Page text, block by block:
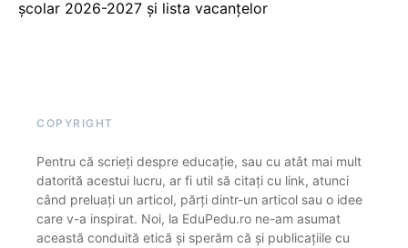
școlar 2026-2027 și lista vacanțelor
COPYRIGHT
Pentru că scrieți despre educație, sau cu atât mai mult
datorită acestui lucru, ar fi util să citați cu link, atunci
când preluați un articol, părți dintr-un articol sau o idee
care v-a inspirat. Noi, la EduPedu.ro ne-am asumat
această conduită etică și sperăm că și publicațiile cu